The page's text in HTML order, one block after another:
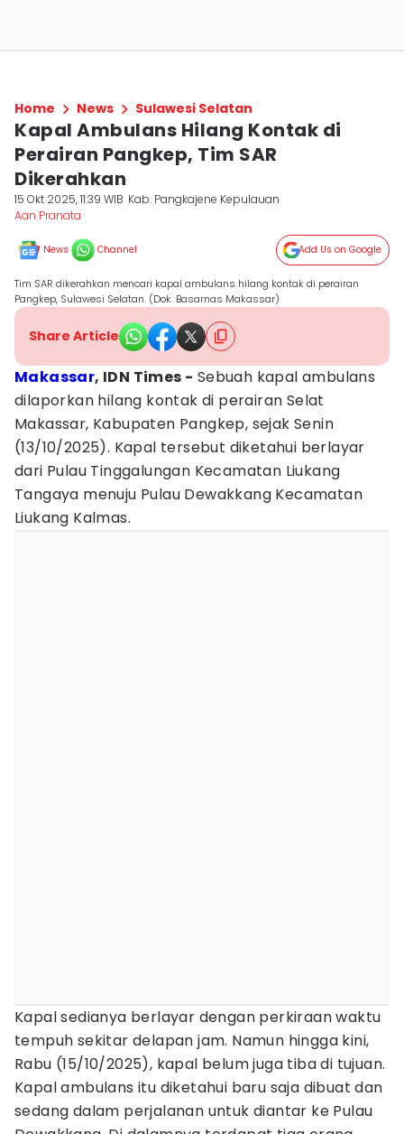
Home News Sulawesi Selatan
Kapal Ambulans Hilang Kontak di
Perairan Pangkep, Tim SAR
Dikerahkan
15 Okt 2025, 11:39 WIB Kab. Pangkajene Kepulauan
Aan Pranata
News Channel Add Us on Google
Tim SAR dikerahkan mencari kapal ambulans hilang kontak di perairan
Pangkep, Sulawesi Selatan. (Dok. Basarnas Makassar)
Share Article
Makassar, IDN Times - Sebuah kapal ambulans
dilaporkan hilang kontak di perairan Selat
Makassar, Kabupaten Pangkep, sejak Senin
(13/10/2025). Kapal tersebut diketahui berlayar
dari Pulau Tinggalungan Kecamatan Liukang
Tangaya menuju Pulau Dewakkang Kecamatan
Liukang Kalmas.
Kapal sedianya berlayar dengan perkiraan waktu
tempuh sekitar delapan jam. Namun hingga kini,
Rabu (15/10/2025), kapal belum juga tiba di tujuan.
Kapal ambulans itu diketahui baru saja dibuat dan
sedang dalam perjalanan untuk diantar ke Pulau